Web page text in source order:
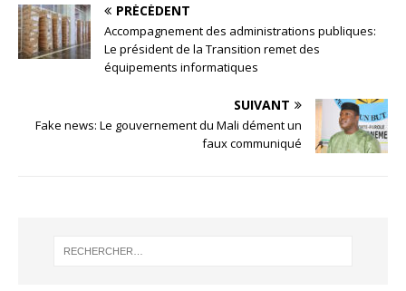
PRÉCÉDENT
Accompagnement des administrations publiques:
Le président de la Transition remet des
équipements informatiques
SUIVANT
Fake news: Le gouvernement du Mali dément un
faux communiqué